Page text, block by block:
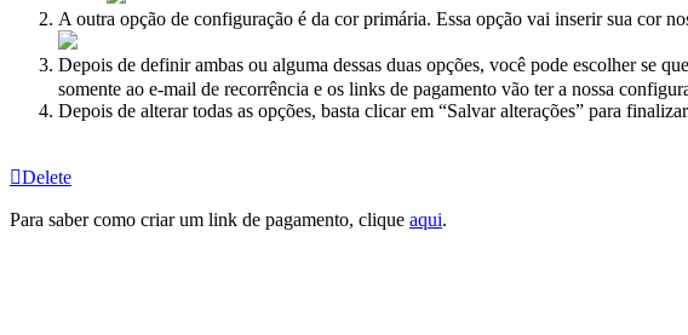
A outra opção de configuração é da cor primária. Essa opção vai inserir sua cor
Depois de definir ambas ou alguma dessas duas opções, você pode escolher se
somente ao e-mail de recorrência e os links de pagamento vão ter a nossa
Depois de alterar todas as opções, basta clicar em “Salvar alterações” para
Delete
Para saber como criar um link de pagamento, clique aqui.